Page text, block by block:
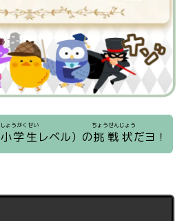
小学生
しょうがくせい
レベル）の挑戦状
ちょうせんじょう
だヨ！